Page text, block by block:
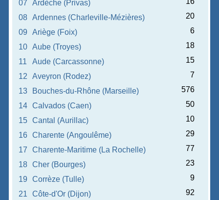
07
Ardèche (Privas)
08
Ardennes (Charleville-Mézières)
20
09
Ariège (Foix)
6
10
Aube (Troyes)
18
11
Aude (Carcassonne)
15
12
Aveyron (Rodez)
7
13
Bouches-du-Rhône (Marseille)
576
14
Calvados (Caen)
50
15
Cantal (Aurillac)
10
16
Charente (Angoulême)
29
17
Charente-Maritime (La Rochelle)
77
18
Cher (Bourges)
23
19
Corrèze (Tulle)
9
21
Côte-d'Or (Dijon)
92